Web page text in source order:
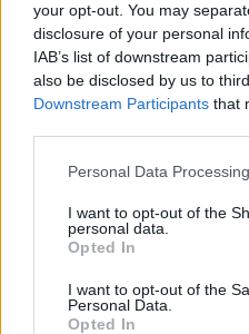
your opt-out. You may
disclosure of your personal
IAB’s list of downstream
also be disclosed by us to
Downstream Participants that
Personal Data
I want to opt-out of the
personal data.
Opted In
I want to opt-out of the
Personal Data.
Opted In
Katso myös: Uskomaton show
Portugalin veskari Diogo
Edellinen artikkeli